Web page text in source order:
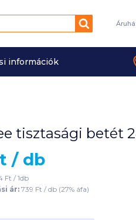
Keresés
információk
tisztasági betét
/ db
Ft / 1db
ár:739 Ft / db (27% áfa)